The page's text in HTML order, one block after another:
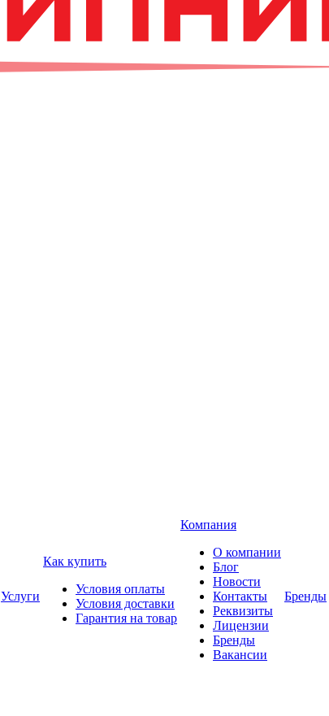
Услуги
Как купить
Условия оплаты
Условия доставки
Гарантия на товар
Компания
О компании
Блог
Новости
Контакты
Реквизиты
Лицензии
Бренды
Вакансии
Бренды